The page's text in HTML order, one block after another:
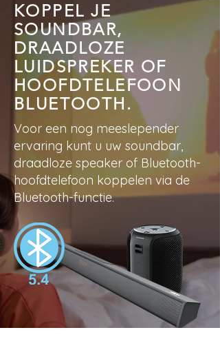
KOPPEL JE
SOUNDBAR,
DRAADLOZE
LUIDSPREKER OF
HOOFDTELEFOON
BLUETOOTH.
Voor een nog meeslepender
ervaring kunt u uw soundbar,
draadloze speaker of Bluetooth-
hoofdtelefoon koppelen via de
Bluetooth-functie.